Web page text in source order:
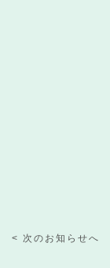
< 次のお知らせへ